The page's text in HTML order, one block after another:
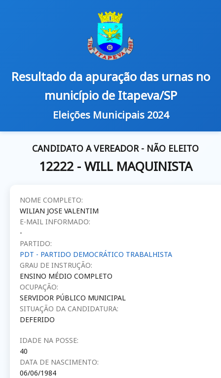
Resultado da apuração das urnas no
município de Itapeva/SP
Eleições Municipais 2024
CANDIDATO A VEREADOR - NÃO ELEITO
12222 - WILL MAQUINISTA
NOME COMPLETO:
WILIAN JOSE VALENTIM
E-MAIL INFORMADO:
-
PARTIDO:
PDT - PARTIDO DEMOCRÁTICO TRABALHISTA
GRAU DE INSTRUÇÃO:
ENSINO MÉDIO COMPLETO
OCUPAÇÃO:
SERVIDOR PÚBLICO MUNICIPAL
SITUAÇÃO DA CANDIDATURA:
DEFERIDO
IDADE NA POSSE:
40
DATA DE NASCIMENTO:
06/06/1984